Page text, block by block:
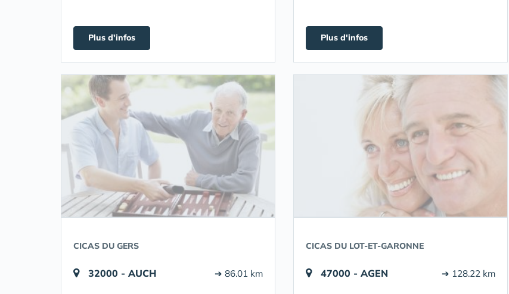
Plus d'infos Plus d'infos
CICAS DU GERS
32000 - AUCH ➔ 86.01 km
CICAS DU LOT-ET-GARONNE
47000 - AGEN ➔ 128.22 km